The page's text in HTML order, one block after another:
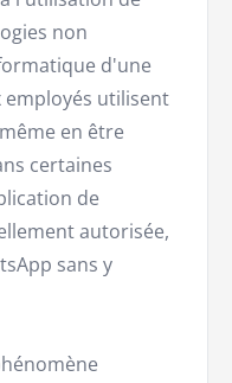
non
d'une
utilisent
en être
certaines
de
autorisée,
sans y